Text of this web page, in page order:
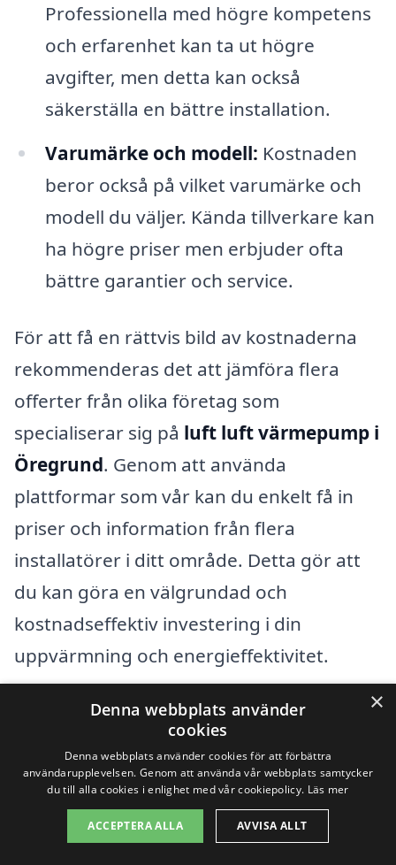
Professionella med högre kompetens
och erfarenhet kan ta ut högre
avgifter, men detta kan också
säkerställa en bättre installation.
Varumärke och modell: Kostnaden
beror också på vilket varumärke och
modell du väljer. Kända tillverkare kan
ha högre priser men erbjuder ofta
bättre garantier och service.
För att få en rättvis bild av kostnaderna
rekommenderas det att jämföra flera
offerter från olika företag som
specialiserar sig på luft luft värmepump i
Öregrund. Genom att använda
plattformar som vår kan du enkelt få in
priser och information från flera
installatörer i ditt område. Detta gör att
du kan göra en välgrundad och
kostnadseffektiv investering i din
uppvärmning och energieffektivitet.
Få 3 erbjudanden, gratis och utan
förpliktelser
Sök efter en
×
Denna webbplats använder
cookies
Denna webbplats använder cookies för att förbättra
användarupplevelsen. Genom att använda vår webbplats samtycker
du till alla cookies i enlighet med vår cookiepolicy. Läs mer
ACCEPTERA ALLA AVVISA ALLT